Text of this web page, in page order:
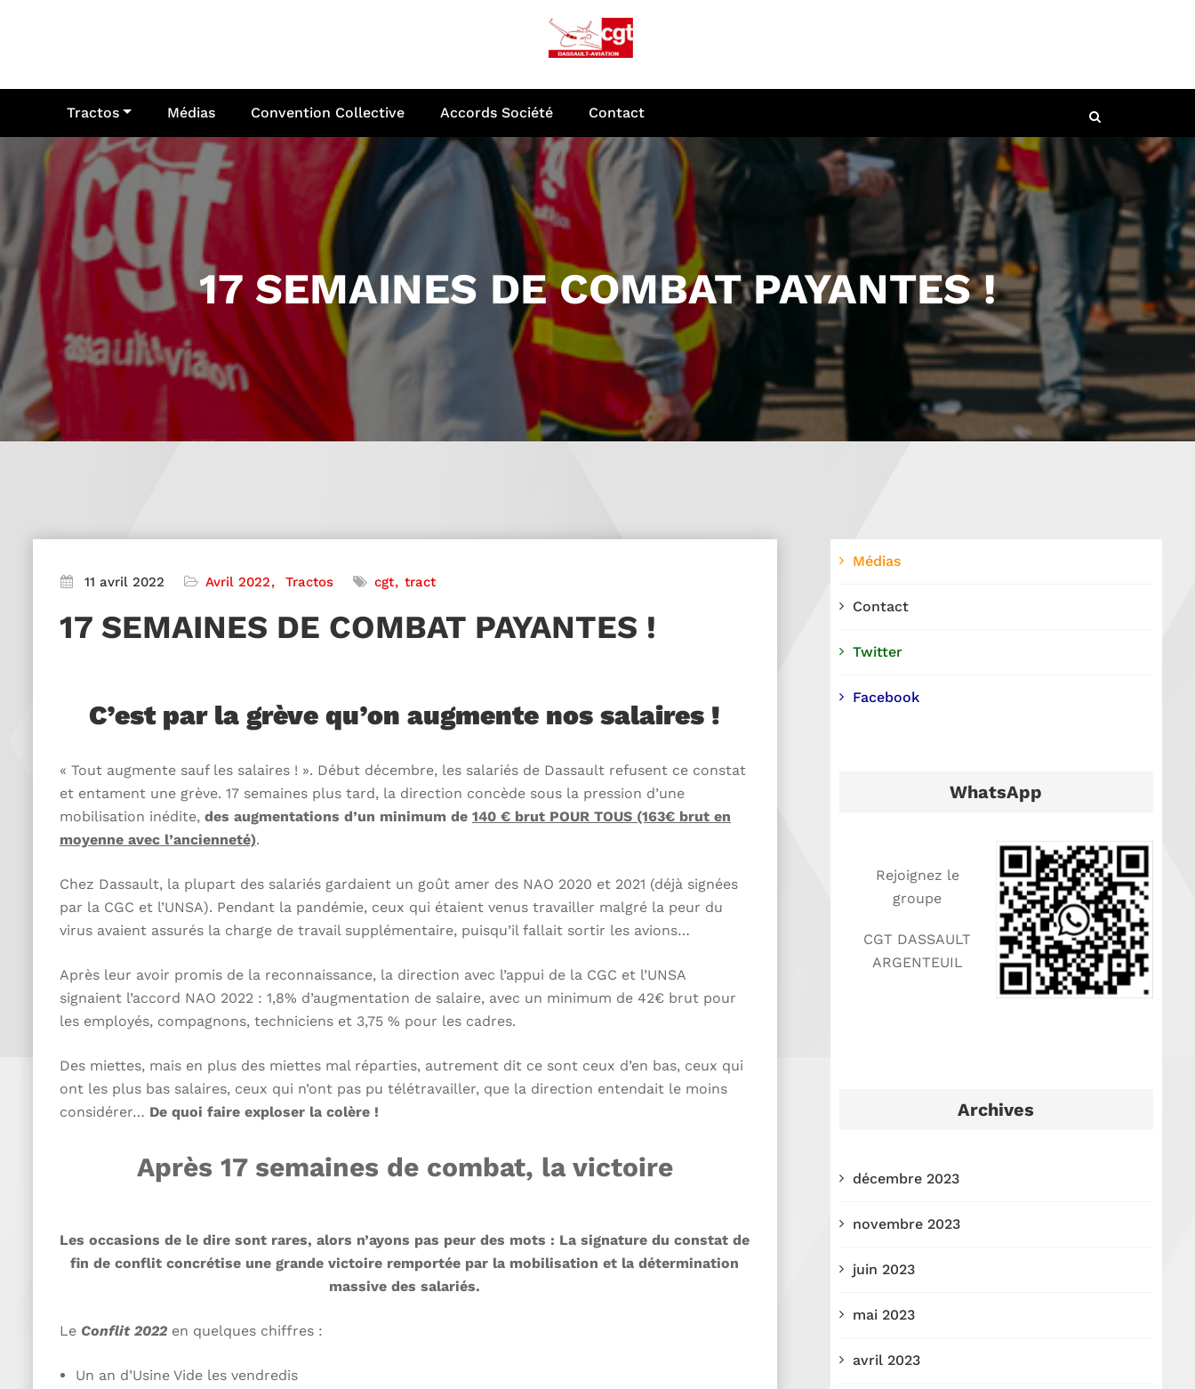
Tractos Médias Convention Collective Accords Société Contact
17 SEMAINES DE COMBAT PAYANTES !
11 avril 2022 Avril 2022 Tractos cgt tract
17 SEMAINES DE COMBAT PAYANTES !
C’est par la grève qu’on augmente nos salaires !
« Tout augmente sauf les salaires ! ». Début décembre, les salariés de Dassault refusent ce constat
et entament une grève. 17 semaines plus tard, la direction concède sous la pression d’une
mobilisation inédite, des augmentations d’un minimum de 140 € brut POUR TOUS (163€ brut en
moyenne avec l’ancienneté).
Chez Dassault, la plupart des salariés gardaient un goût amer des NAO 2020 et 2021 (déjà signées
par la CGC et l’UNSA). Pendant la pandémie, ceux qui étaient venus travailler malgré la peur du
virus avaient assurés la charge de travail supplémentaire, puisqu’il fallait sortir les avions…
Après leur avoir promis de la reconnaissance, la direction avec l’appui de la CGC et l’UNSA
signaient l’accord NAO 2022 : 1,8% d’augmentation de salaire, avec un minimum de 42€ brut pour
les employés, compagnons, techniciens et 3,75 % pour les cadres.
Des miettes, mais en plus des miettes mal réparties, autrement dit ce sont ceux d’en bas, ceux qui
ont les plus bas salaires, ceux qui n’ont pas pu télétravailler, que la direction entendait le moins
considérer… De quoi faire exploser la colère !
Après 17 semaines de combat, la victoire
Les occasions de le dire sont rares, alors n’ayons pas peur des mots : La signature du constat de
fin de conflit concrétise une grande victoire remportée par la mobilisation et la détermination
massive des salariés.
Le Conflit 2022 en quelques chiffres :
Un an d’Usine Vide les vendredis
Médias
Contact
Twitter
Facebook
WhatsApp
Rejoignez le
groupe
CGT DASSAULT
ARGENTEUIL
Archives
décembre 2023
novembre 2023
juin 2023
mai 2023
avril 2023